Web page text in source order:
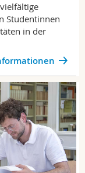
Studentinnen
in der